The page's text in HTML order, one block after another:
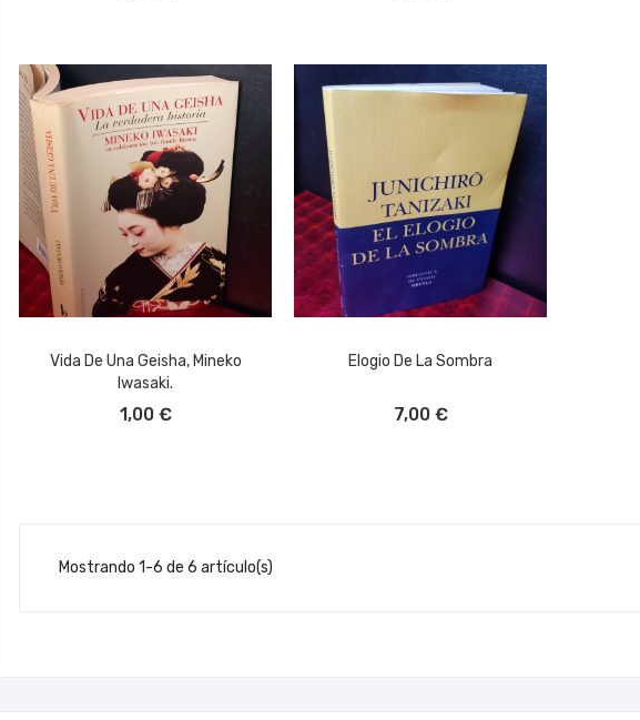
Vida De Una Geisha, Mineko
Iwasaki.
1,00 €
Elogio De La Sombra
7,00 €
Mostrando 1-6 de 6 artículo(s)